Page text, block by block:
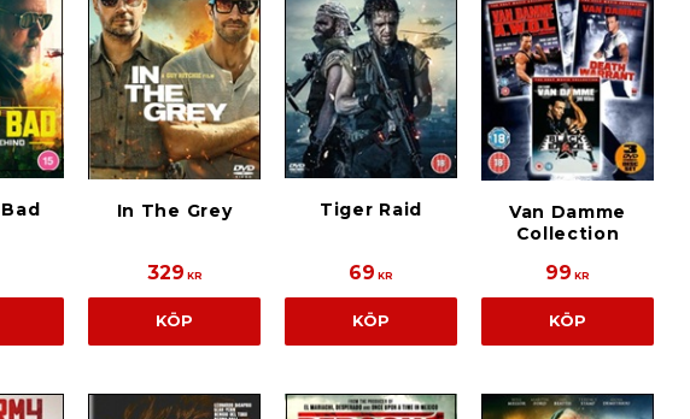
In The Grey
329 KR
KÖP
Tiger Raid
69 KR
KÖP
Van Damme
Collection
99 KR
KÖP